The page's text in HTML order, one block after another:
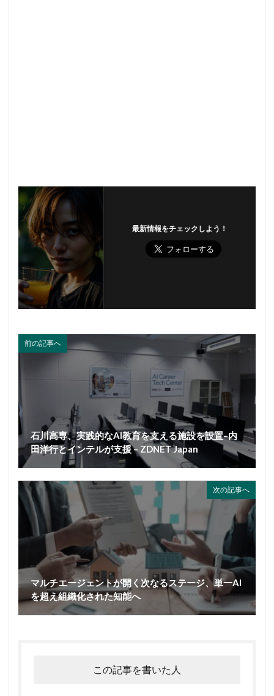
最新情報をチェックしよう！
前の記事へ
石川高専、実践的なAI教育を支える施設を設置–内
田洋行とインテルが支援 – ZDNET Japan
次の記事へ
マルチエージェントが開く次なるステージ、単一AI
を超え組織化された知能へ
この記事を書いた人